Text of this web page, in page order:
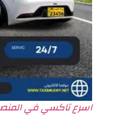
اسرع تاكسي في